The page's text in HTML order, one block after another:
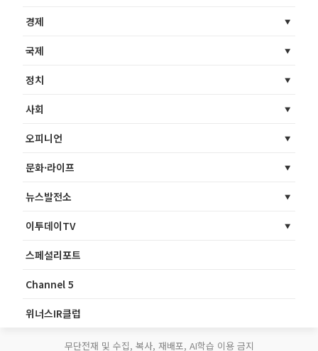
경제
국제
정치
사회
오피니언
문화·라이프
뉴스발전소
이투데이TV
스페셜리포트
Channel 5
위너스IR클럽
무단전재 및 수집, 복사, 재배포, AI학습 이용 금지